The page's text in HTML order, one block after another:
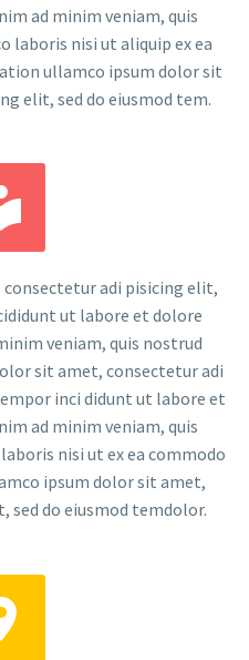
ad minim veniam, quis
laboris nisi ut aliquip ex ea
ullamco ipsum dolor sit
elit, sed do eiusmod tem.
adi pisicing elit,
ut labore et dolore
veniam, quis nostrud
sit amet, consectetur adi
inci didunt ut labore et
ad minim veniam, quis
nisi ut ex ea commodo
ipsum dolor sit amet,
sed do eiusmod temdolor.